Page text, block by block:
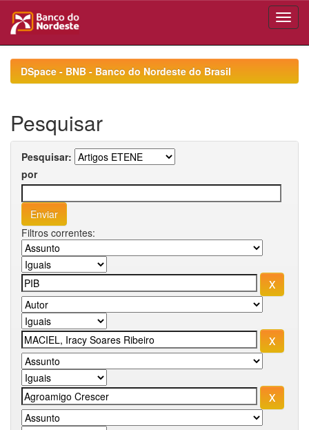
navigationDSpace - BNB - Banco do Nordeste do Brasil
Pesquisar
Pesquisar:
por
Filtros correntes: